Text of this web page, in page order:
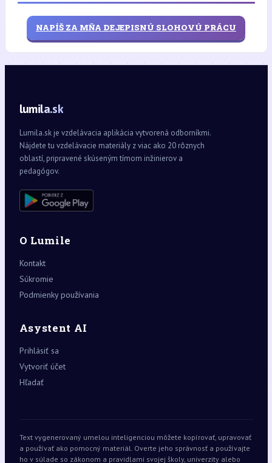
NAPÍŠ ZA MŇA DEJEPISNÚ SLOHOVÚ PRÁCU
lumila.sk
Lumila.sk je vzdelávacia aplikácia vytvorená odborníkmi.
Nájdete tu vzdelávacie materiály z viac ako 20 rôznych
oblastí, pripravené skúseným tímom inžinierov a
pedagógov.
O Lumile
Kontakt
Súkromie
Podmienky používania
Asystent AI
Prihlásiť sa
Vytvoriť účet
Hľadať
Text vygenerovaný umelou inteligenciou môžete kopírovať, upravovať
a používať ako pomocný materiál. Overte jeho správnosť a používajte
ho v súlade so zákonom a pravidlami svojej školy, univerzity alebo